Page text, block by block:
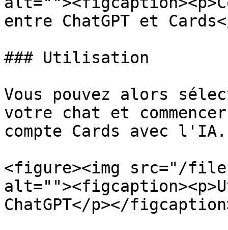
entre ChatGPT et
### Utilisation
Vous pouvez alors
votre chat et
compte Cards avec l'IA.
<figure><img src="/files/